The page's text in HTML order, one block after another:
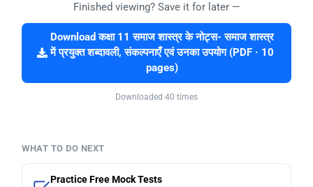
Finished viewing? Save it for later —
Download कक्षा 11 समाज शास्त्र के नोट्स- समाज शास्त्र
में प्रयुक्त शब्दावली, संकल्पनाएँ एवं उनका उपयोग (PDF · 10
pages)
Downloaded 40 times
WHAT TO DO NEXT
Practice Free Mock Tests